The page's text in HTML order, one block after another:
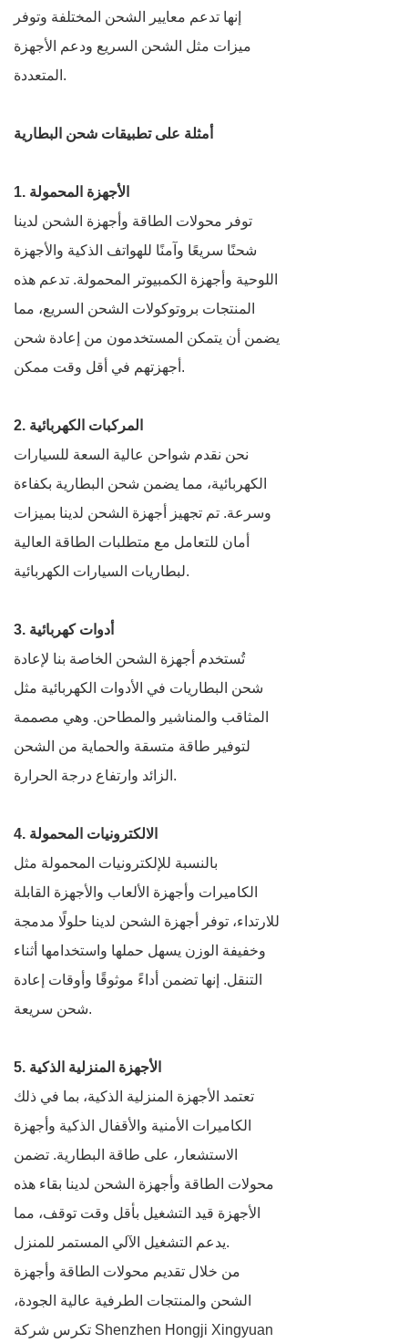
إنها تدعم معايير الشحن المختلفة وتوفر
ميزات مثل الشحن السريع ودعم الأجهزة
المتعددة.
أمثلة على تطبيقات شحن البطارية
1. الأجهزة المحمولة
توفر محولات الطاقة وأجهزة الشحن لدينا
شحنًا سريعًا وآمنًا للهواتف الذكية والأجهزة
اللوحية وأجهزة الكمبيوتر المحمولة. تدعم هذه
المنتجات بروتوكولات الشحن السريع، مما
يضمن أن يتمكن المستخدمون من إعادة شحن
أجهزتهم في أقل وقت ممكن.
2. المركبات الكهربائية
نحن نقدم شواحن عالية السعة للسيارات
الكهربائية، مما يضمن شحن البطارية بكفاءة
وسرعة. تم تجهيز أجهزة الشحن لدينا بميزات
أمان للتعامل مع متطلبات الطاقة العالية
لبطاريات السيارات الكهربائية.
3. أدوات كهربائية
تُستخدم أجهزة الشحن الخاصة بنا لإعادة
شحن البطاريات في الأدوات الكهربائية مثل
المثاقب والمناشير والمطاحن. وهي مصممة
لتوفير طاقة متسقة والحماية من الشحن
الزائد وارتفاع درجة الحرارة.
4. الالكترونيات المحمولة
بالنسبة للإلكترونيات المحمولة مثل
الكاميرات وأجهزة الألعاب والأجهزة القابلة
للارتداء، توفر أجهزة الشحن لدينا حلولًا مدمجة
وخفيفة الوزن يسهل حملها واستخدامها أثناء
التنقل. إنها تضمن أداءً موثوقًا وأوقات إعادة
شحن سريعة.
5. الأجهزة المنزلية الذكية
تعتمد الأجهزة المنزلية الذكية، بما في ذلك
الكاميرات الأمنية والأقفال الذكية وأجهزة
الاستشعار، على طاقة البطارية. تضمن
محولات الطاقة وأجهزة الشحن لدينا بقاء هذه
الأجهزة قيد التشغيل بأقل وقت توقف، مما
يدعم التشغيل الآلي المستمر للمنزل.
من خلال تقديم محولات الطاقة وأجهزة
الشحن والمنتجات الطرفية عالية الجودة،
تكرس شركة Shenzhen Hongji Xingyuan